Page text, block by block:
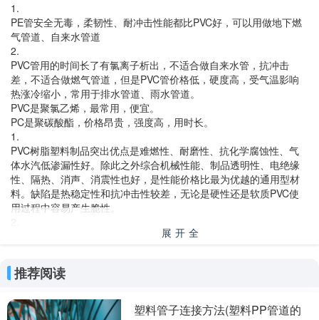
1.
PE管安全无毒，柔韧性、耐冲击性能都比PVC好，可以用做地下燃
气管道、自来水管道
2.
PVC管用的时间长了有氯离子析出，不适合做自来水管，抗冲击
差，不适合做燃气管道，但是PVC管价格低，硬度高，受气温影响
热涨冷缩小，常用于排水管道、雨水管道。
PVC是聚氯乙烯，最常用，便宜。
PC是聚碳酸酯，价格昂贵，强度高，用时长。
1.
PVC树脂塑料制品突出优点是难燃性、耐磨性、抗化学腐蚀性、气
体水汽低渗漏性好。除此之外综合机械性能、制品透明性、电绝缘
性、隔热、消声、消震性也好，是性能价格比最为优越的通用型材
料。缺陷是热稳定性和抗冲击性较差，无论是硬性还是软质PVC使
用过程中容易产生脆性。
PC（聚碳酸酯）树脂是一种性能优良的热塑性工程塑料，具有突出
介电性能优良，是五大工程塑料中唯一具有良好透明性的产品，也
是近年来增长速度最快的通用工程塑料。
农用灌溉水管用什么材质的好
展开全
推荐阅读
塑料管子连接方法(塑料PP管道的